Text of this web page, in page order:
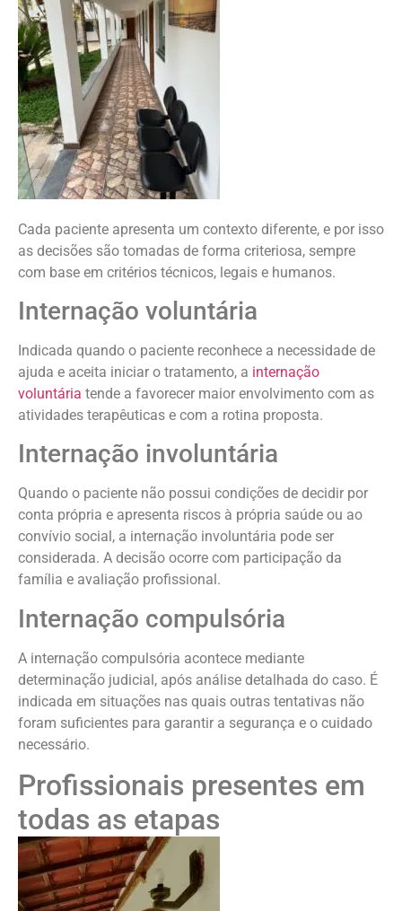
Cada paciente apresenta um contexto diferente, e por isso
as decisões são tomadas de forma criteriosa, sempre
com base em critérios técnicos, legais e humanos.
Internação voluntária
Indicada quando o paciente reconhece a necessidade de
ajuda e aceita iniciar o tratamento, a internação
voluntária tende a favorecer maior envolvimento com as
atividades terapêuticas e com a rotina proposta.
Internação involuntária
Quando o paciente não possui condições de decidir por
conta própria e apresenta riscos à própria saúde ou ao
convívio social, a internação involuntária pode ser
considerada. A decisão ocorre com participação da
família e avaliação profissional.
Internação compulsória
A internação compulsória acontece mediante
determinação judicial, após análise detalhada do caso. É
indicada em situações nas quais outras tentativas não
foram suficientes para garantir a segurança e o cuidado
necessário.
Profissionais presentes em
todas as etapas